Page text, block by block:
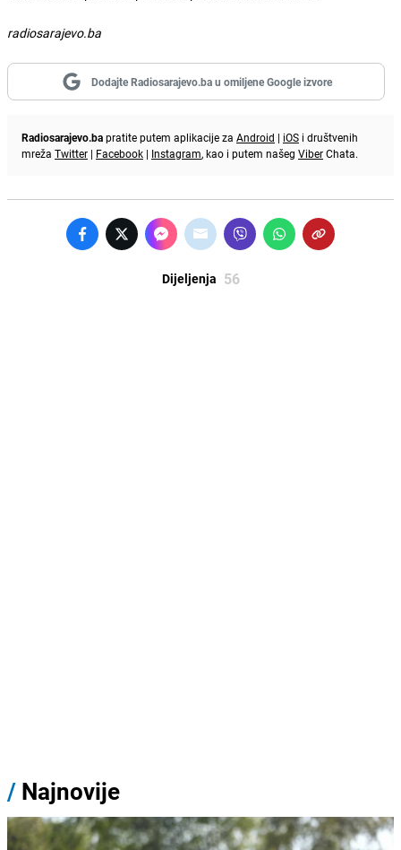
radiosarajevo.ba
Dodajte Radiosarajevo.ba u omiljene Google izvore
Radiosarajevo.bapratite putem aplikacije za Android | iOS i društvenih
mreža Twitter | Facebook | Instagram, kao i putem našeg ViberChata.
Dijeljenja 56
/ Najnovije